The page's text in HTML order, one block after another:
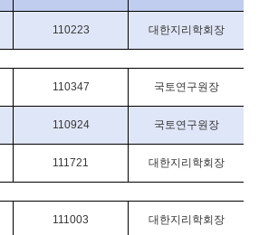
110223 대한지리학회장
110347 국토연구원장
110924 국토연구원장
111721 대한지리학회장
111003 대한지리학회장